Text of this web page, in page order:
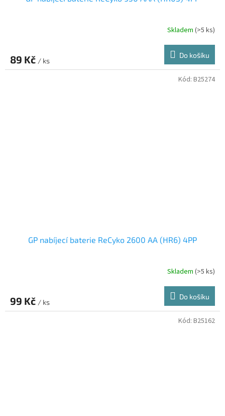
Skladem (>5 ks)
89 Kč / ks
Do košíku
GP nabíjecí baterie ReCyko 2600 AA (HR6) 4PP
Skladem (>5 ks)
99 Kč / ks
Do košíku
Kód: B25274
Kód: B25162